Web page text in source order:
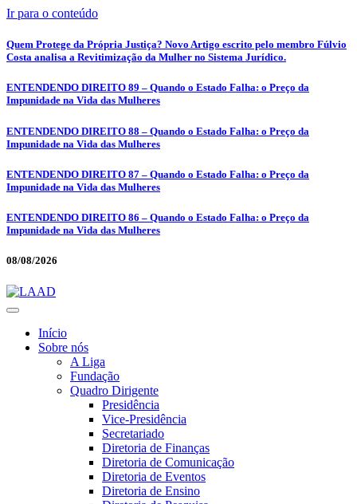
Ir para o conteúdo
Quem Protege da Própria Justiça? Novo Artigo escrito pelo membro Fúlvio
Costa analisa a Revitimização da Mulher no Sistema Jurídico.
ENTENDENDO DIREITO 89 – Quando o Estado Falha: o Preço da
Impunidade na Vida das Mulheres
ENTENDENDO DIREITO 88 – Quando o Estado Falha: o Preço da
Impunidade na Vida das Mulheres
ENTENDENDO DIREITO 87 – Quando o Estado Falha: o Preço da
Impunidade na Vida das Mulheres
ENTENDENDO DIREITO 86 – Quando o Estado Falha: o Preço da
Impunidade na Vida das Mulheres
08/08/2026
Início
Sobre nós
A Liga
Fundação
Quadro Dirigente
Presidência
Vice-Presidência
Secretariado
Diretoria de Finanças
Diretoria de Comunicação
Diretoria de Eventos
Diretoria de Ensino